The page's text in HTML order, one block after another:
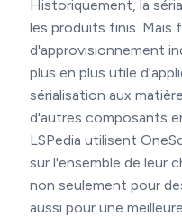
Historiquement, la
les produits finis. Mais
d'approvisionnement
plus en plus utile
sérialisation aux
d'autres composants
LSPedia utilisent
sur l'ensemble de leur
non seulement pour
aussi pour une